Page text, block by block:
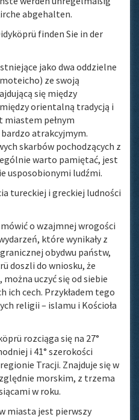
abgehalten.
finden Sie in der
jako dwa oddzielne
ze swoją
się między
orientalną tradycją i
pełnym
atrakcyjmym.
skarbów pochodzących z
warto pamiętać, jest
usposobionymi ludźmi.
tureckiej i greckiej ludności
o wzajmnej wrogości
które wynikały z
obydwu państw,
doszli do wniosku, że
uczyć się od siebie
ich cech. Przykładem tego
religii – islamu i Kościoła
rozciąga się na 27°
i 41° szerokości
Tracji. Znajduje się w
morskim, z trzema
w roku.
miasta jest pierwszy